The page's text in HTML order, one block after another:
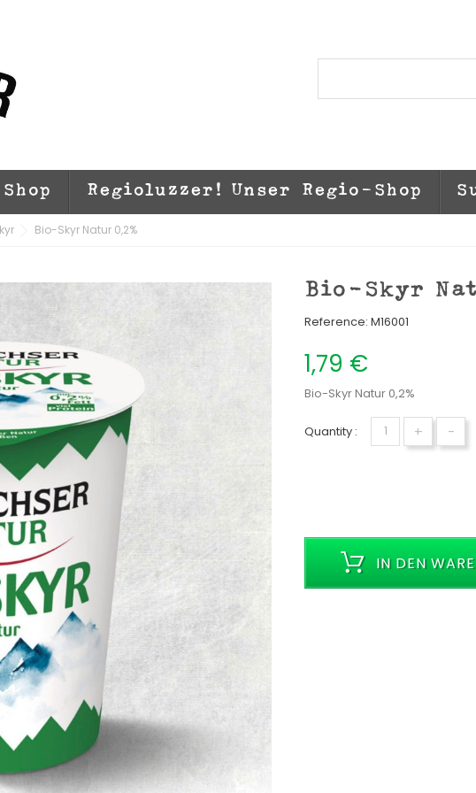
Regioluzzer! Unser Regio-Shop
Bio-Skyr Natur 0,2%
Bio-Skyr
Reference: M16001
1,79 €
Bio-Skyr Natur 0,2%
Quantity : + -
IN DEN